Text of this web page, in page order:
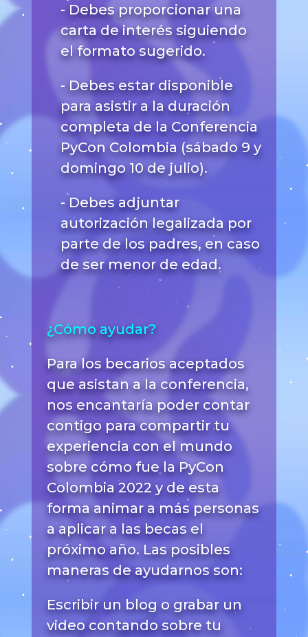
- Debes proporcionar una
carta de interés siguiendo
el formato sugerido.
- Debes estar disponible
para asistir a la duración
completa de la Conferencia
PyCon Colombia (sábado 9 y
domingo 10 de julio).
- Debes adjuntar
autorización legalizada por
parte de los padres, en caso
de ser menor de edad.
¿Cómo ayudar?
Para los becarios aceptados
que asistan a la conferencia,
nos encantaría poder contar
contigo para compartir tu
experiencia con el mundo
sobre cómo fue la PyCon
Colombia 2022 y de esta
forma animar a más personas
a aplicar a las becas el
próximo año. Las posibles
maneras de ayudarnos son:
Escribir un blog o grabar un
video contando sobre tu